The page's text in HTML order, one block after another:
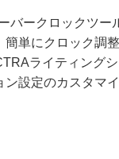
バークロックツー
簡単にクロック調
ライティング
設定のカスタマ